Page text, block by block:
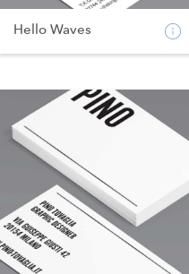
Hello Waves